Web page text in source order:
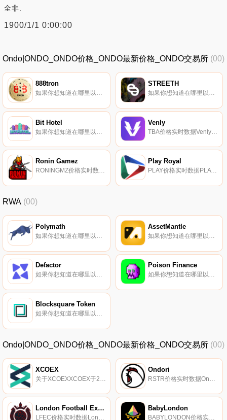
全非.
1900/1/1 0:00:00
Ondo|ONDO_ONDO价格_ONDO最新价格_ONDO交易所 (00)
888tron
如果你想知道在哪里以当前价格购买888tron,目前交易{888tron]股票的顶级加密货币交易所是Sunswap V2。您可以在我们的加密货币交易所页面上找到其他列表。888STARZ-第一个拥有DeFi和利润分享奖励模式的专业完全授权I-gaming平台.
STREETH
如果你想知道在哪里以当前价格购买STREETH,目前交易{STREETH]股票的顶级加密货币交易所是BitMart。您可以在我们的加密货币交易所页面上找到其他列表。STREETH是一个策划、铸造和拍卖世界上最著名艺术家街头艺术作品的平台.
Bit Hotel Venly
Ronin Gamez
RONINGMZ价格实时数据Ronin Gamez将在2021年推出两个平台,其中包括RONINGMZ（Ronin Gamez的本地代币）,一个NFT市场和游戏中心,其特色包括但不限于：NFT内容创作者,与本地代币集成的“记忆之战”游戏,超休闲游戏,作为可玩角色的可升级NFT.
Play Royal
PLAY价格实时数据PLAY是一种基于Tron（TRX）生态系统的内部游戏代币和股息赚取代币。
RWA (00)
Polymath AssetMantle
Defactor
如果你想知道在哪里以当前价格购买Defactor,目前交易{Defactor]股票的顶级加密货币交易所是BingX、MEXC、ProBit Global和HotFACTRt。您可以在我们的加密货币交易所页面上找到其他列表.
Poison Finance
如果你想知道在哪里以当前价格购买Poison Finance,目前交易{Poison Finance]股票的顶级加密货币交易所是Uniswap（V3）（ArPOI$ONtrum）。您可以在我们的加密货币交易所页面上找到其他列表.
Blocksquare Token
如果你想知道在哪里以当前价格购买Blocksquare Token,目前交易{Blocksquare Token]股票的顶级加密货币交易所是Uniswap（V2）。您可以在我们的加密货币交易所页面上找到其他列表.
Ondo|ONDO_ONDO价格_ONDO最新价格_ONDO交易所 (00)
XCOEX Ondori
London Football Exchange
LFEC价格实时数据London Football Exchange于2017年7月1日由一支总部位于英国的球队推出,旨在解决当前足球/足球世界中与全球足球金融有关的问题.
BabyLondon
BABYLONDON价格实时数据, babyLONDON是一款革命性的奖励代币,在币安智能链上开创了信任、透明度和诚信。babyLONDON为所有加密货币投资者推出了一个名为LONDEX的大型公用事业平台。babyLONDON是在赞赏以太坊伦敦硬分叉升级的情况下推出的.